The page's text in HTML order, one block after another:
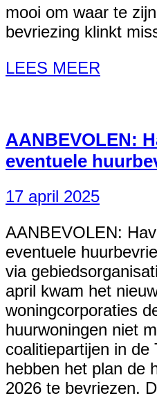
mooi om waar te
bevriezing klinkt
LEES MEER
AANBEVOLEN:
eventuele
17 april 2025
AANBEVOLEN:
eventuele
via
april kwam het
woningcorporaties
huurwoningen niet
coalitiepartijen in de
hebben het plan de
2026 te bevriezen.